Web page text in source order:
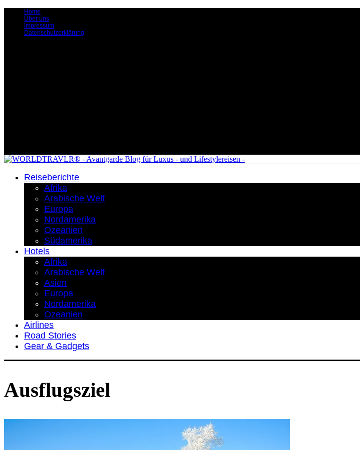
Home
Über uns
Impressum
Datenschutzerklärung
Reiseberichte
Afrika
Arabische Welt
Europa
Nordamerika
Ozeanien
Südamerika
Hotels
Afrika
Arabische Welt
Asien
Europa
Nordamerika
Ozeanien
Airlines
Road Stories
Gear & Gadgets
Ausflugsziel